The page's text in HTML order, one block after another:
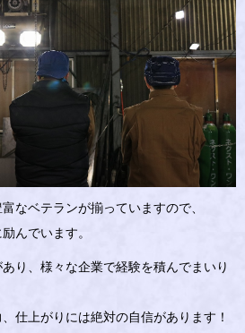
なベテランが揃っていますので、
んでいます。
り、様々な企業で経験を積んでまいり
仕上がりには絶対の自信があります！